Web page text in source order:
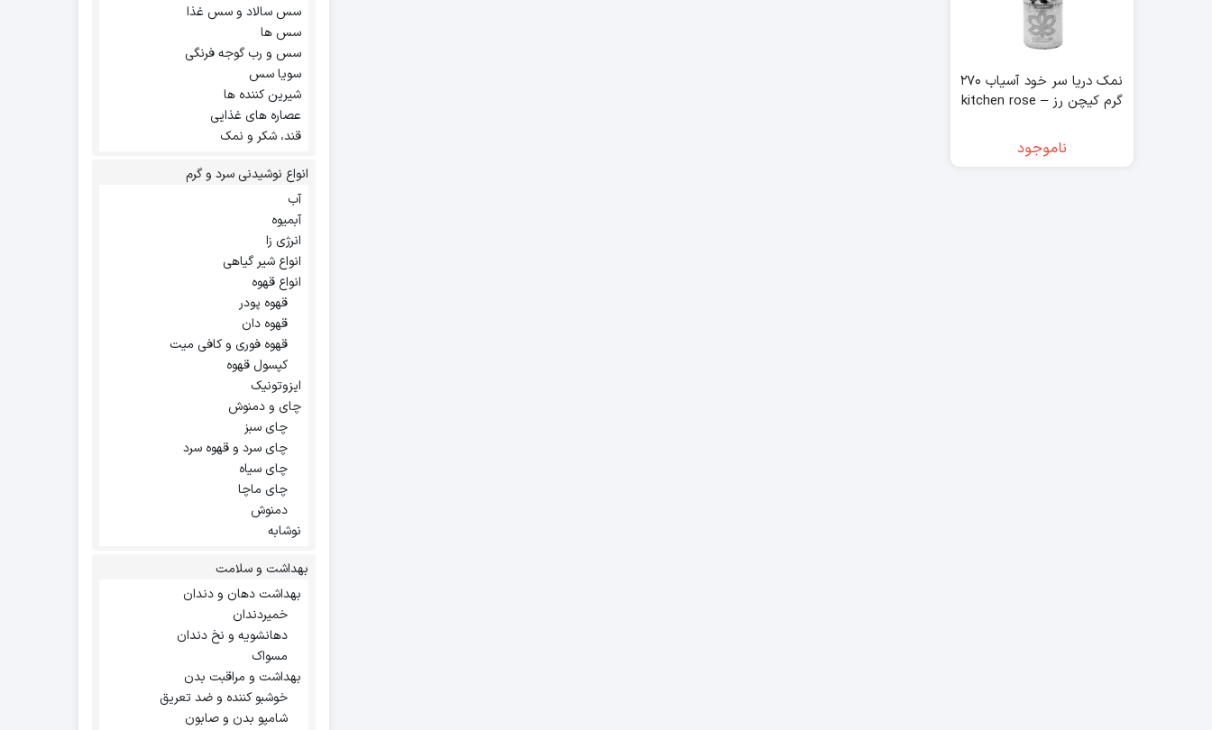
نمک دریا سر خود آسیاب ۲۷۰
گرم کیچن رز – kitchen rose
ناموجود
سس سالاد و سس غذا
سس ها
سس و رب گوجه فرنگی
سویا سس
شیرین کننده ها
عصاره های غذایی
قند، شکر و نمک
انواع نوشیدنی سرد و گرم
آب
آبمیوه
انرژی زا
انواع شیر گیاهی
انواع قهوه
قهوه پودر
قهوه دان
قهوه فوری و کافی میت
کپسول قهوه
ایزوتونیک
چای و دمنوش
چای سبز
چای سرد و قهوه سرد
چای سیاه
چای ماچا
دمنوش
نوشابه
بهداشت و سلامت
بهداشت دهان و دندان
خمیردندان
دهانشویه و نخ دندان
مسواک
بهداشت و مراقبت بدن
خوشبو کننده و ضد تعریق
شامپو بدن و صابون